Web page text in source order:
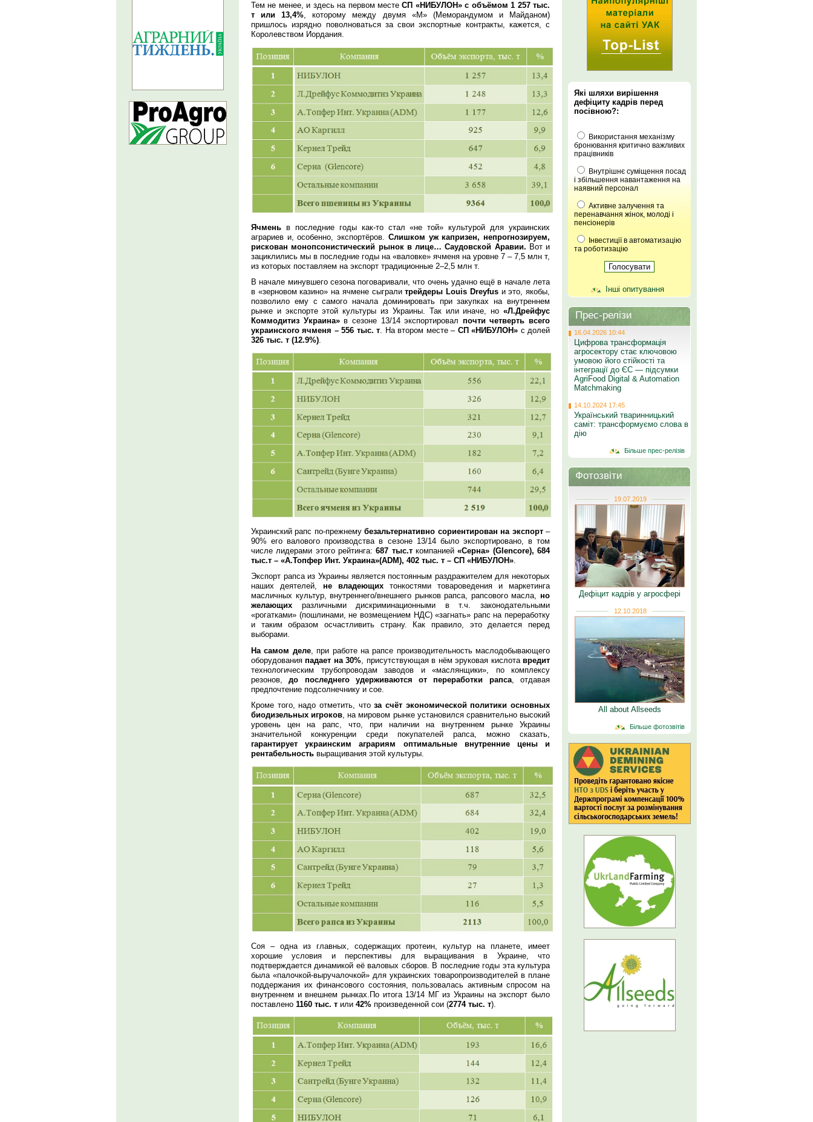
Тем не менее, и здесь на первом местеСП «НИБУЛОН» с объёмом 1 257 тыс.
т или 13,4%, которому между двумя «М» (Меморандумом и Майданом)
пришлось изрядно поволноваться за свои экспортные контракты, кажется, с
Королевством Иордания.
Ячмень в последние годы как-то стал «не той» культурой для украинских
аграриев и, особенно, экспортёров. Слишком уж капризен, непрогнозируем,
рискован монопсонистический рынок в лице… Саудовской Аравии. Вот и
зациклились мы в последние годы на «валовке» ячменя на уровне 7 – 7,5 млн т,
из которых поставляем на экспорт традиционные 2–2,5 млн т.
В начале минувшего сезона поговаривали, что очень удачно ещё в начале лета
в «зерновом казино» на ячмене сыгралитрейдеры Louis Dreyfusи это, якобы,
позволило ему с самого начала доминировать при закупках на внутреннем
рынке и экспорте этой культуры из Украины. Так или иначе, но «Л.Дрейфус
Коммодитиз Украина»в сезоне 13/14 экспортировал почти четверть всего
украинского ячменя – 556 тыс. т. На втором месте – СП «НИБУЛОН» с долей
326 тыс. т (12.9%).
Украинский рапс по-прежнемубезальтернативно сориентирован на экспорт–
90% его валового производства в сезоне 13/14 было экспортировано, в том
числе лидерами этого рейтинга:687 тыс.ткомпанией«Серна» (Glencore), 684
тыс.т – «А.Топфер Инт. Украина»(ADM), 402 тыс. т – СП «НИБУЛОН».
Экспорт рапса из Украины является постоянным раздражителем для некоторых
наших деятелей, не владеющих тонкостями товароведения и маркетинга
масличных культур, внутреннего/внешнего рынков рапса, рапсового масла, но
желающих различными дискриминационными в т.ч. законодательными
«рогатками» (пошлинами, не возмещением НДС) «загнать» рапс на переработку
и таким образом осчастливить страну. Как правило, это делается перед
выборами.
На самом деле, при работе на рапсе производительность маслодобывающего
оборудованияпадает на 30% , присутствующая в нём эруковая кислотавредит
технологическим трубопроводам заводов и «маслянщики», по комплексу
резонов,до последнего удерживаются от переработки рапса, отдавая
предпочтение подсолнечнику и сое.
Кроме того, надо отметить, чтоза счёт экономической политики основных
биодизельных игроков, на мировом рынке установился сравнительно высокий
уровень цен на рапс, что, при наличии на внутреннем рынке Украины
значительной конкуренции среди покупателей рапса, можно сказать,
гарантирует украинским аграриям оптимальные внутренние цены и
рентабельность выращивания этой культуры.
Соя – одна из главных, содержащих протеин, культур на планете, имеет
хорошие условия и перспективы для выращивания в Украине, что
подтверждается динамикой её валовых сборов. В последние годы эта культура
была «палочкой-выручалочкой» для украинских товаропроизводителей в плане
поддержания их финансового состояния, пользовалась активным спросом на
внутреннем и внешнем рынках.По итога 13/14 МГ из Украины на экспорт было
поставлено 1160 тыс. т или 42% произведенной сои (2774 тыс. т).
Які шляхи вирішення
дефіциту кадрів перед
посівною?:
Використання механізму
бронювання критично важливих
працівників
Внутрішнє суміщення посад
і збільшення навантаження на
наявний персонал
Активне залучення та
перенавчання жінок, молоді і
пенсіонерів
Інвестиції в автоматизацію
та роботизацію
Інші опитування
Прес-релізи
16.04.2026 10:44
Цифрова трансформація
агросектору стає ключовою
умовою його стійкості та
інтеграції до ЄС — підсумки
AgriFood Digital & Automation
Matchmaking
14.10.2024 17:45
Український тваринницький
саміт: трансформуємо слова в
дію
Більше прес-релізів
Фотозвіти
19.07.2019
Дефіцит кадрів у агросфері
12.10.2018
All about Allseeds
Більше фотозвітів